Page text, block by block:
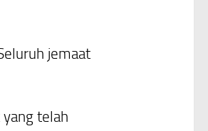
jemaat
telah